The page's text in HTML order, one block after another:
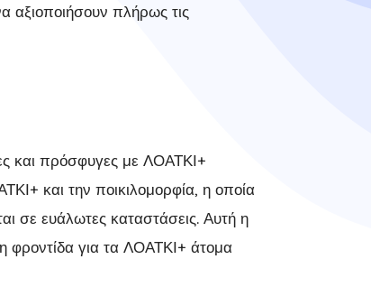
αξιοποιήσουν πλήρως τις
και πρόσφυγες με ΛΟΑΤΚΙ+
και την ποικιλομορφία, η οποία
σε ευάλωτες καταστάσεις. Αυτή η
φροντίδα για τα ΛΟΑΤΚΙ+ άτομα